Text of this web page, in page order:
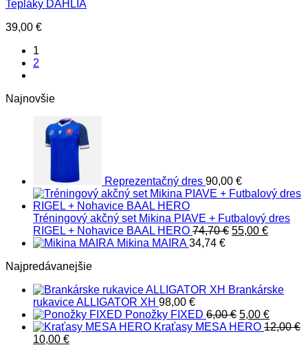
Tepláky DAHLIA
39,00 €
1
2
Najnovšie
Reprezentačný dres 90,00 €
Tréningový akčný set Mikina PIAVE + Futbalový dres
RIGEL + Nohavice BAAL HERO 74,70€ Pôvodná
55,00 €
Mikina MAIRA 34,74 €
Najpredávanejšie
Brankárske
rukavice ALLIGATOR XH 98,00 €
Ponožky FIXED 6,00€ Pôvodná
cena
5,00 €
cena
Kraťasy MESA HERO 12,00€
Pôvodná
10,00 €Aktuálna